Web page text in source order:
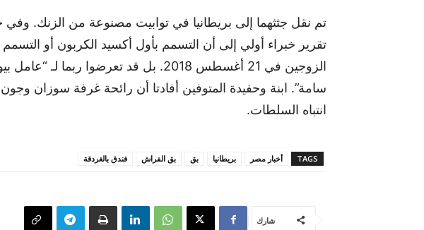
تم نقل جثثهما إلى بريطانيا في توابيت مصنوعة من الزنك.
تقرير خبراء أولي إلى أن التسمم بأول أكسيد الكربون أو
الزوجين في 21 أغسطس 2018. بل قد تعرضوا
سامة”. ابنة وحفيدة المتوفين أفادتا أن رائحة غرفة سوزان وجون
انتباه السلطات.
TAGS أخبار مصر بريطانيا بق بق الفراش فندق بالغردقة
شارك